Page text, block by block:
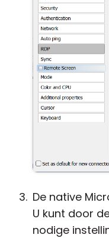
De native
U kunt door
nodige